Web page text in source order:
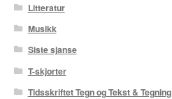
Kristian Hammerstad
Lars Aurtande
Lene Ask
Litteratur
Musikk
Siste sjanse
T-skjorter
Tidsskriftet Tegn og Tekst & Tegning